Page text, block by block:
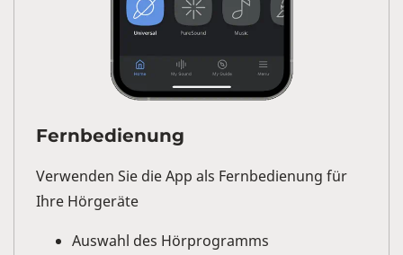
Fernbedienung
Verwenden Sie die App als Fernbedienung für
Ihre Hörgeräte
Auswahl des Hörprogramms